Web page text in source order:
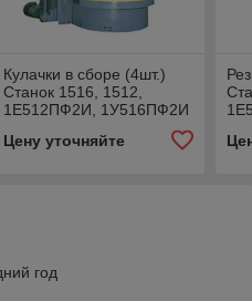
Кулачки в сборе (4шт.)
Станок 1516, 1512,
1Е512ПФ2И, 1У516ПФ2И
Цену уточняйте
год